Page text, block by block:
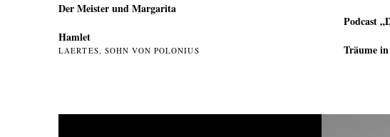
Der Meister und Margarita
Hamlet
LAERTES, SOHN VON POLONIUS
Podcast
Träume